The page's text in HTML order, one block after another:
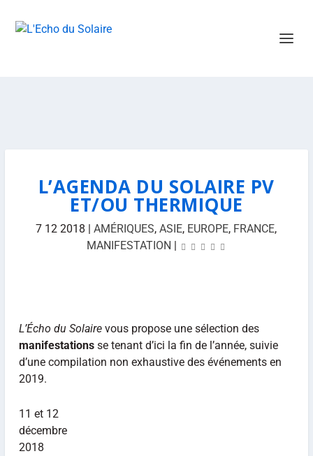
L’AGENDA DU SOLAIRE PV
ET/OU THERMIQUE
7 12 2018 |AMÉRIQUES,ASIE, EUROPE, FRANCE,
MANIFESTATION |
L’Écho du Solairevous propose une sélection des
manifestationsse tenant d’ici la fin de l’année, suivie
d’une compilation non exhaustive des événements en
2019.
11 et 12
décembre
2018